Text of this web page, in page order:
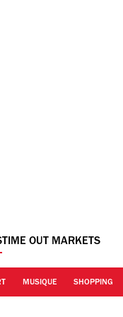
TIME OUT MARKETS
MUSIQUE SHOPPING